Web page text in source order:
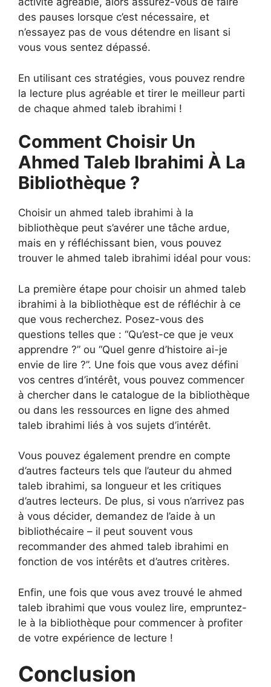
des pauses lorsque c’est nécessaire, et
n’essayez pas de vous détendre en lisant si
vous vous sentez dépassé.
En utilisant ces stratégies, vous pouvez rendre
la lecture plus agréable et tirer le meilleur parti
de chaque ahmed taleb ibrahimi !
Comment Choisir Un
Ahmed Taleb Ibrahimi À La
Bibliothèque ?
Choisir un ahmed taleb ibrahimi à la
bibliothèque peut s’avérer une tâche ardue,
mais en y réfléchissant bien, vous pouvez
trouver le ahmed taleb ibrahimi idéal pour vous:
La première étape pour choisir un ahmed taleb
ibrahimi à la bibliothèque est de réfléchir à ce
que vous recherchez. Posez-vous des
questions telles que : “Qu’est-ce que je veux
apprendre ?” ou “Quel genre d’histoire ai-je
envie de lire ?”. Une fois que vous avez défini
vos centres d’intérêt, vous pouvez commencer
à chercher dans le catalogue de la bibliothèque
ou dans les ressources en ligne des ahmed
taleb ibrahimi liés à vos sujets d’intérêt.
Vous pouvez également prendre en compte
d’autres facteurs tels que l’auteur du ahmed
taleb ibrahimi, sa longueur et les critiques
d’autres lecteurs. De plus, si vous n’arrivez pas
à vous décider, demandez de l’aide à un
bibliothécaire – il peut souvent vous
recommander des ahmed taleb ibrahimi en
fonction de vos intérêts et d’autres critères.
Enfin, une fois que vous avez trouvé le ahmed
taleb ibrahimi que vous voulez lire, empruntez-
le à la bibliothèque pour commencer à profiter
de votre expérience de lecture !
Conclusion